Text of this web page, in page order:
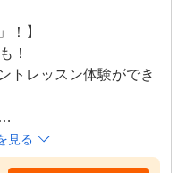
かりやすいマニュアル完
！】
！
トレッスン体験ができ
見る